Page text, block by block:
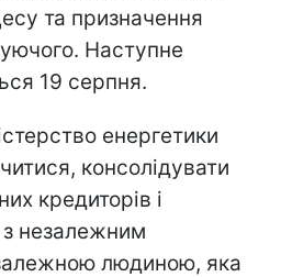
та призначення
Наступне
19 серпня.
енергетики
консолідувати
кредиторів і
з незалежним
людиною, яка